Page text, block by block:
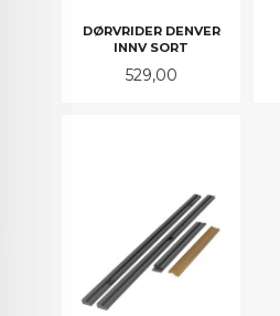
DØRVRIDER DENVER
INNV SORT
Pris
529,00